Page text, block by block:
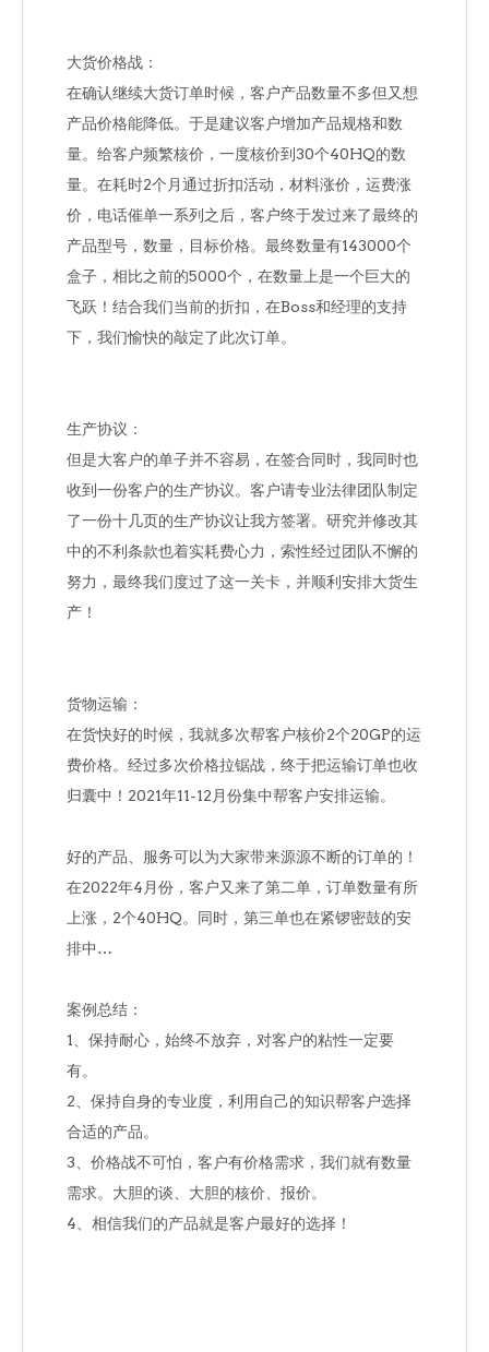
大货价格战：
在确认继续大货订单时候，客户产品数量不多但又想
产品价格能降低。于是建议客户增加产品规格和数
量。给客户频繁核价，一度核价到30个40HQ的数
量。在耗时2个月通过折扣活动，材料涨价，运费涨
价，电话催单一系列之后，客户终于发过来了最终的
产品型号，数量，目标价格。最终数量有143000个
盒子，相比之前的5000个，在数量上是一个巨大的
飞跃！结合我们当前的折扣，在Boss和经理的支持
下，我们愉快的敲定了此次订单。
生产协议：
但是大客户的单子并不容易，在签合同时，我同时也
收到一份客户的生产协议。客户请专业法律团队制定
了一份十几页的生产协议让我方签署。研究并修改其
中的不利条款也着实耗费心力，索性经过团队不懈的
努力，最终我们度过了这一关卡，并顺利安排大货生
产！
货物运输：
在货快好的时候，我就多次帮客户核价2个20GP的运
费价格。经过多次价格拉锯战，终于把运输订单也收
归囊中！2021年11-12月份集中帮客户安排运输。
好的产品、服务可以为大家带来源源不断的订单的！
在2022年4月份，客户又来了第二单，订单数量有所
上涨，2个40HQ。同时，第三单也在紧锣密鼓的安
排中…
案例总结：
1、保持耐心，始终不放弃，对客户的粘性一定要
有。
2、保持自身的专业度，利用自己的知识帮客户选择
合适的产品。
3、价格战不可怕，客户有价格需求，我们就有数量
需求。大胆的谈、大胆的核价、报价。
4、相信我们的产品就是客户最好的选择！